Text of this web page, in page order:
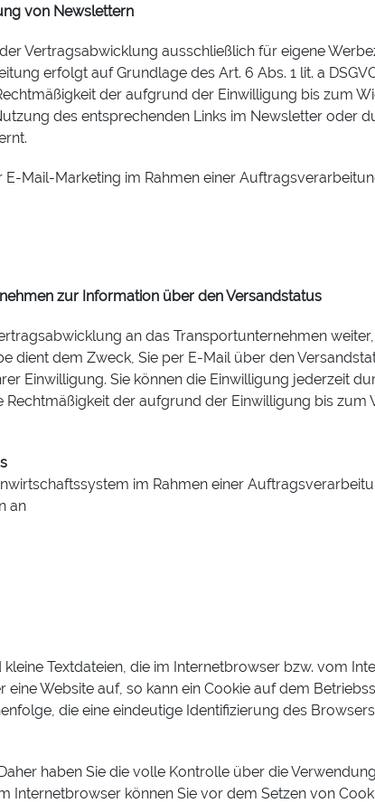
von Newslettern
Vertragsabwicklung ausschließlich für eigene
erfolgt auf Grundlage des Art. 6 Abs. 1 lit. a
der aufgrund der Einwilligung bis zum
des entsprechenden Links im Newsletter oder
Mail-Marketing im Rahmen einer
zur Information über den Versandstatus
an das Transportunternehmen
dient dem Zweck, Sie per E-Mail über den
Einwilligung. Sie können die Einwilligung jederzeit
der aufgrund der Einwilligung bis
im Rahmen einer
an
Textdateien, die im Internetbrowser bzw. vom
Website auf, so kann ein Cookie auf dem
die eine eindeutige Identifizierung des
haben Sie die volle Kontrolle über die
Internetbrowser können Sie vor dem Setzen von